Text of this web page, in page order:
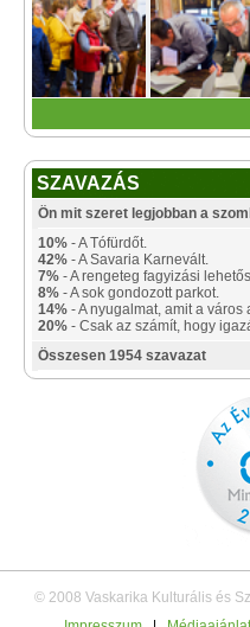
SZAVAZÁS
Ön mit szeret legjobban a
10% - A Tófürdőt.
42% - A Savaria Karnevált.
7% - A rengeteg fagyizási
8% - A sok gondozott parkot.
14% - A nyugalmat, amit a város
20% - Csak az számít, hogy
Összesen 1954 szavazat
© 2008 Vaskarika Kulturális és